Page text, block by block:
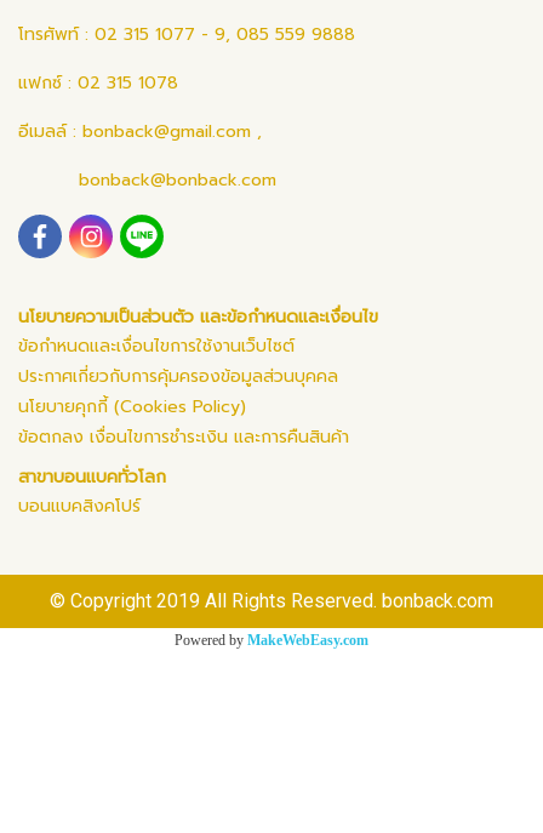
โทรศัพท์ : 02 315 1077 - 9, 085 559 9888
แฟกซ์ : 02 315 1078
อีเมลล์ : bonback@gmail.com ,
bonback@bonback.com
นโยบายความเป็นส่วนตัว และข้อกำหนดและเงื่อนไข
ข้อกำหนดและเงื่อนไขการใช้งานเว็บไซต์
ประกาศเกี่ยวกับการคุ้มครองข้อมูลส่วนบุคคล
นโยบายคุกกี้ (Cookies Policy)
ข้อตกลง เงื่อนไขการชำระเงิน และการคืนสินค้า
สาขาบอนแบคทั่วโลก
บอนแบคสิงคโปร์
© Copyright 2019 All Rights Reserved. bonback.com
Powered by MakeWebEasy.com